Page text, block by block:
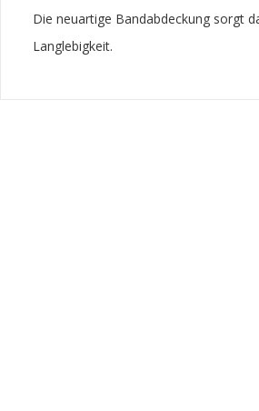
Die neuartige Bandabdeckung sorgt
Langlebigkeit.